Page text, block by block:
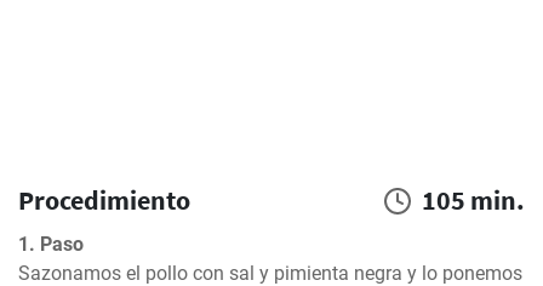
Procedimiento 105 min.
1. Paso
Sazonamos el pollo con sal y pimienta negra y lo ponemos